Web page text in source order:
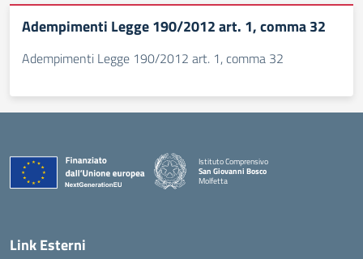
Adempimenti Legge 190/2012 art. 1, comma 32
Adempimenti Legge 190/2012 art. 1, comma 32
Istituto Comprensivo
San Giovanni Bosco
Molfetta
Link Esterni